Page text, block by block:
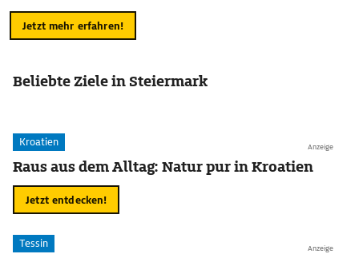
Jetzt mehr erfahren!
Beliebte Ziele in Steiermark
Anzeige
Kroatien
Raus aus dem Alltag: Natur pur in Kroatien
Jetzt entdecken!
Anzeige
Tessin